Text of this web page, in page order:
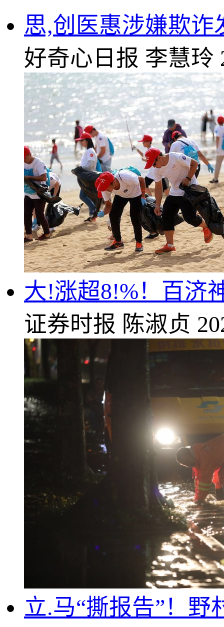
思,创医惠涉嫌欺
好奇心日报 李慧玲
大!涨超8!%！百济
证券时报 陈淑贞
立.马“撕报告”！